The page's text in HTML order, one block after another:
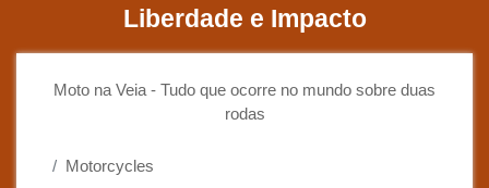
Liberdade e Impacto
Moto na Veia - Tudo que ocorre no mundo sobre duas
rodas
Motorcycles